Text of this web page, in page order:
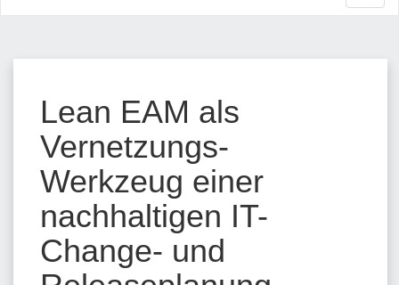
Lean EAM als
Vernetzungs-
Werkzeug einer
nachhaltigen IT-
Change- und